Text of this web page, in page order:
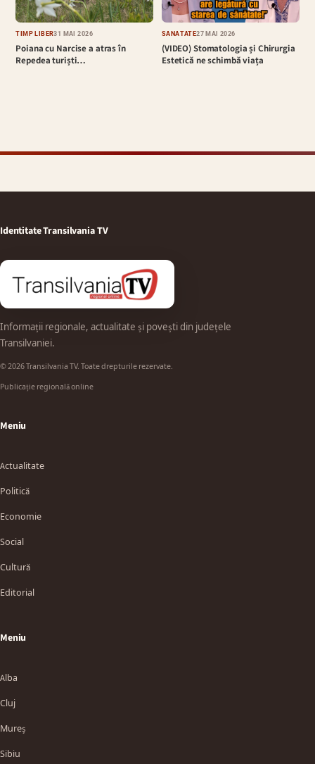
TIMP LIBER31 MAI 2026
Poiana cu Narcise a atras în
Repedea turiști…
SĂNĂTATE27 MAI 2026
(VIDEO) Stomatologia și Chirurgia
Estetică ne schimbă viața
Identitate Transilvania TV
Informații regionale, actualitate și povești din județele
Transilvaniei.
© 2026 Transilvania TV. Toate drepturile rezervate.
Publicație regională online
Meniu
Actualitate
Politică
Economie
Social
Cultură
Editorial
Meniu
Alba
Cluj
Mureș
Sibiu